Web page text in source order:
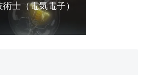
術士（電気電子）